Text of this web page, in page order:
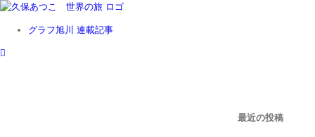
Skip
content グラフ旭川 連載記事
最近の投稿